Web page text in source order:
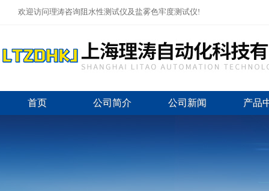
欢迎访问理涛咨询阻水性测试仪及盐雾色牢度测试仪!
首页 公司简介 公司新闻 产品